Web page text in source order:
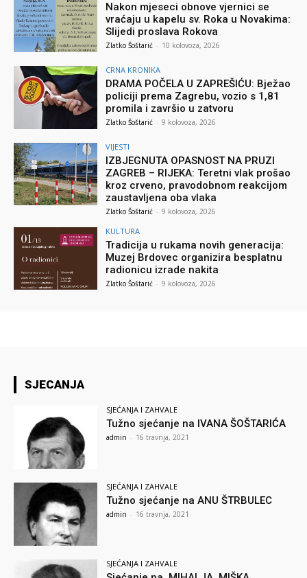
Nakon mjeseci obnove vjernici se
vraćaju u kapelu sv. Roka u Novakima:
Slijedi proslava Rokova
Zlatko Šoštarić - 10 kolovoza, 2026
CRNA KRONIKA
DRAMA POČELA U ZAPREŠIĆU: Bježao
policiji prema Zagrebu, vozio s 1,81
promila i završio u zatvoru
Zlatko Šoštarić - 9 kolovoza, 2026
VIJESTI
IZBJEGNUTA OPASNOST NA PRUZI
ZAGREB – RIJEKA: Teretni vlak prošao
kroz crveno, pravodobnom reakcijom
zaustavljena oba vlaka
Zlatko Šoštarić - 9 kolovoza, 2026
KULTURA
Tradicija u rukama novih generacija:
Muzej Brdovec organizira besplatnu
radionicu izrade nakita
Zlatko Šoštarić - 9 kolovoza, 2026
SJECANJA
SJEĆANJA I ZAHVALE
Tužno sjećanje na IVANA ŠOŠTARIĆA
admin - 16 travnja, 2021
SJEĆANJA I ZAHVALE
Tužno sjećanje na ANU ŠTRBULEC
admin - 16 travnja, 2021
SJEĆANJA I ZAHVALE